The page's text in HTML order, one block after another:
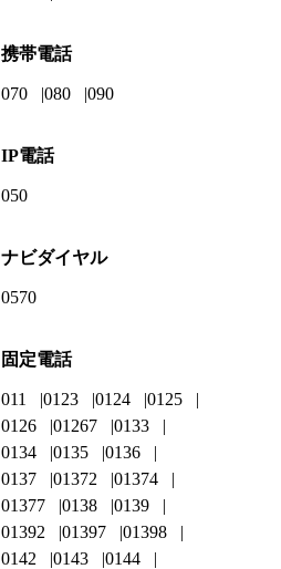
携帯電話
070 080 090
IP電話
050
ナビダイヤル
0570
固定電話
011 0123 0124
0125
0126
01267
0133
0134
0135
0136
0137
01372
01374
01377
0138
0139
01392
01397
01398
0142
0143
0144